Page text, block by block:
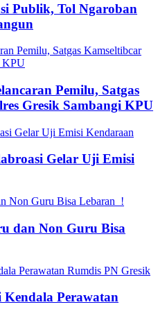
Publik, Tol Ngaroban
Pemilu, Satgas
Gresik Sambangi KPU
Gelar Uji Emisi
dan Non Guru Bisa
Perawatan